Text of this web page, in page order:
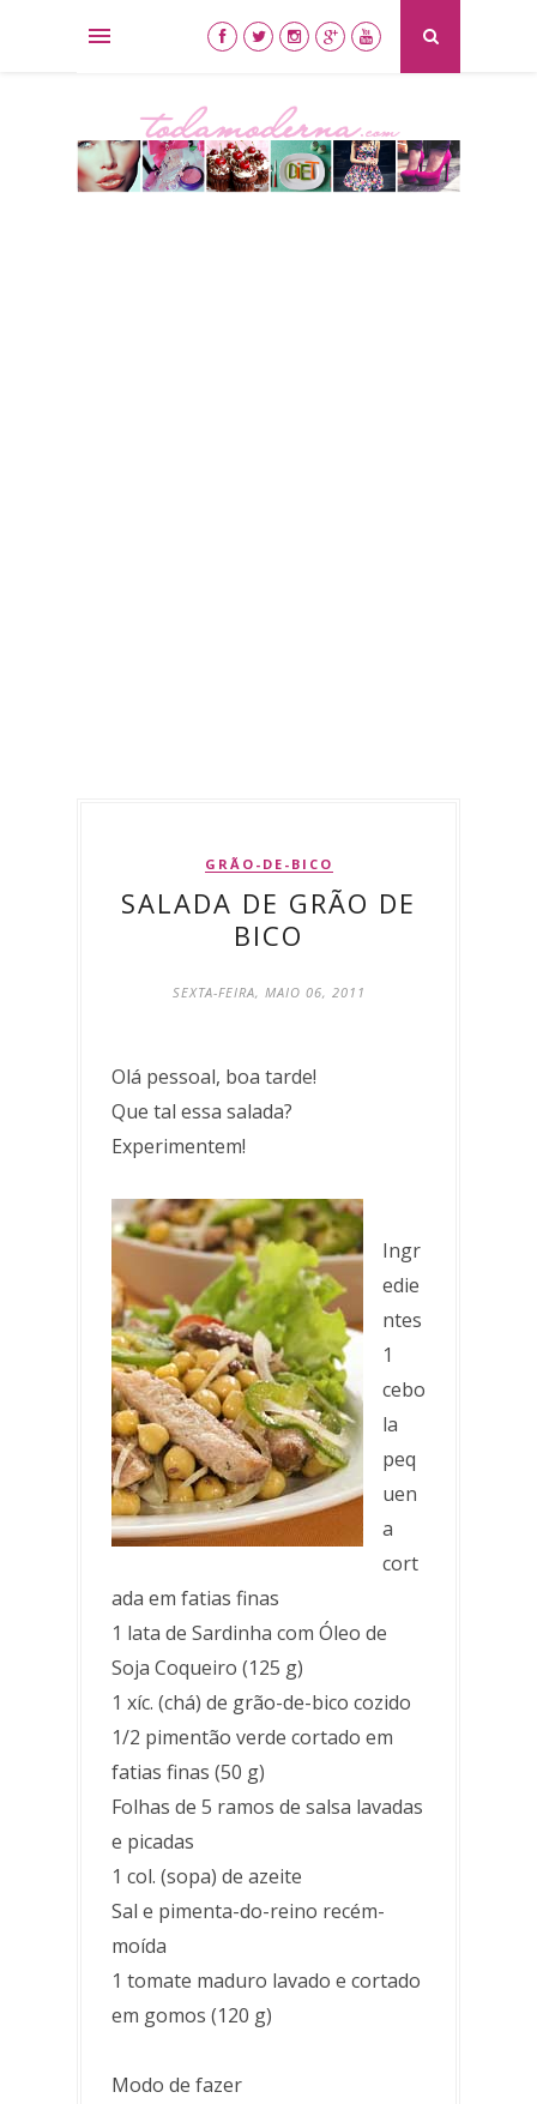
GRÃO-DE-BICO
SALADA DE GRÃO DE
BICO
SEXTA-FEIRA, MAIO 06, 2011
Olá pessoal, boa tarde!
Que tal essa salada?
Experimentem!
Ingr
edie
ntes
1
cebo
la
peq
uen
a
cort
ada em fatias finas
1 lata de Sardinha com Óleo de
Soja Coqueiro (125 g)
1 xíc. (chá) de grão-de-bico cozido
1/2 pimentão verde cortado em
fatias finas (50 g)
Folhas de 5 ramos de salsa lavadas
e picadas
1 col. (sopa) de azeite
Sal e pimenta-do-reino recém-
moída
1 tomate maduro lavado e cortado
em gomos (120 g)
Modo de fazer